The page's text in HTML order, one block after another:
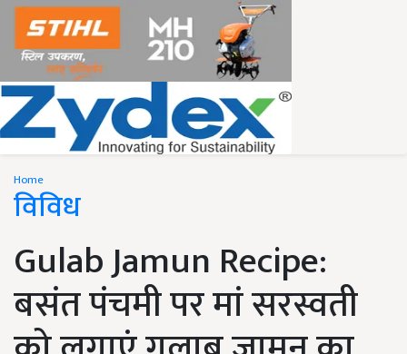
Home
विविध
Gulab Jamun Recipe:
बसंत पंचमी पर मां सरस्वती